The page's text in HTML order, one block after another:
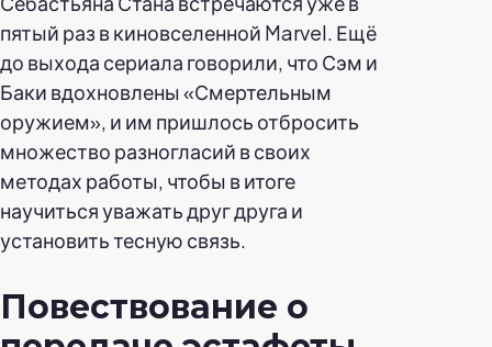
пятый раз в киновселенной Marvel. Ещё
до выхода сериала говорили, что Сэм и
Баки вдохновлены «Смертельным
оружием», и им пришлось отбросить
множество разногласий в своих
методах работы, чтобы в итоге
научиться уважать друг друга и
установить тесную связь.
Повествование о